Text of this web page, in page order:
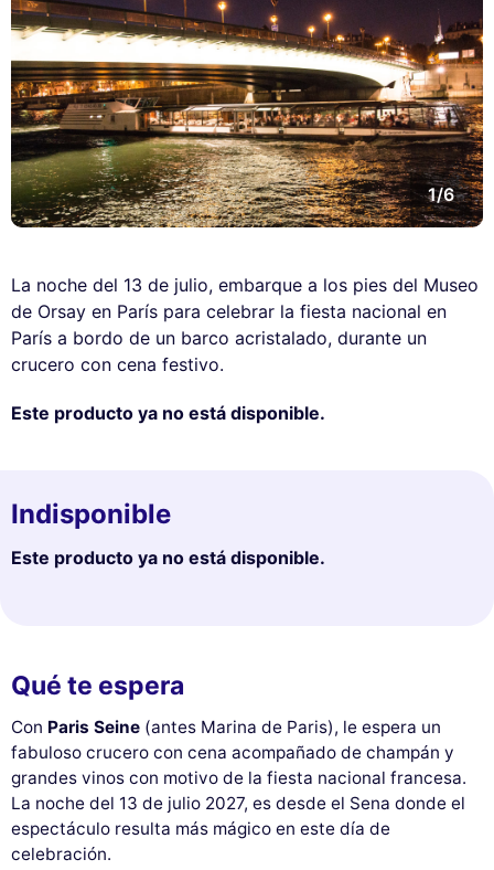
1/6
La noche del 13 de julio, embarque a los pies del Museo
de Orsay en París para celebrar la fiesta nacional en
París a bordo de un barco acristalado, durante un
crucero con cena festivo.
Este producto ya no está disponible.
Indisponible
Este producto ya no está disponible.
Qué te espera
Con Paris Seine (antes Marina de Paris), le espera un
fabuloso crucero con cena acompañado de champán y
grandes vinos con motivo de la fiesta nacional francesa.
La noche del 13 de julio 2027, es desde el Sena donde el
espectáculo resulta más mágico en este día de
celebración.